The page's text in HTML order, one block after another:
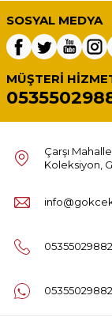
SOSYAL MEDYA
MÜŞTERI
Çarşı
Koleksiyon,
05355029882
05355029882